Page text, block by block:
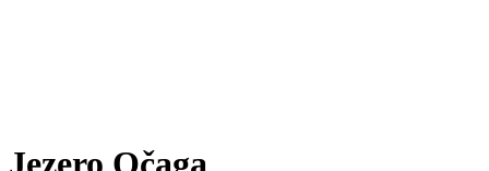
Jezero Očaga